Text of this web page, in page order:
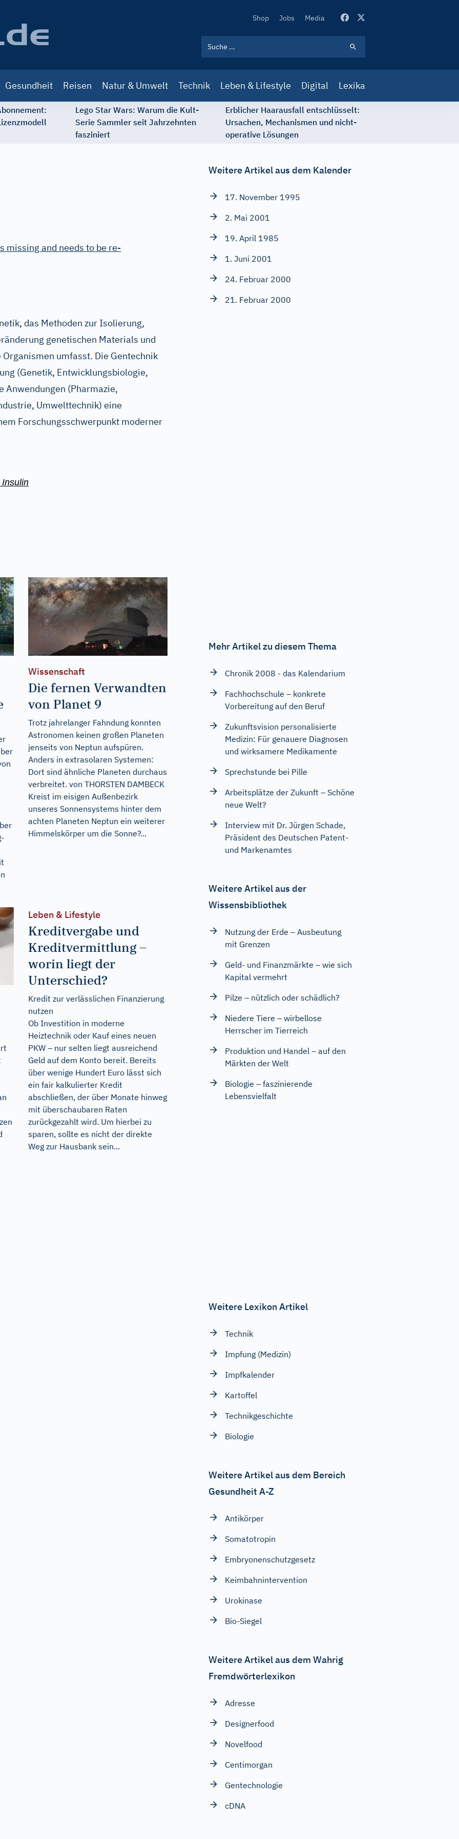
Secondary
Shop Jobs Media
Gesundheit Reisen Natur & Umwelt Technik Leben & Lifestyle Digital Lexika
Lego Star Wars: Warum die Kult-
Serie Sammler seit Jahrzehnten
fasziniert
Erblicher Haarausfall entschlüsselt:
Ursachen, Mechanismen und nicht-
operative Lösungen
missing and needs to be re-
das Methoden zur Isolierung,
genetischen Materials und
umfasst. Die Gentechnik
(Genetik, Entwicklungsbiologie,
Anwendungen (Pharmazie,
Umwelttechnik) eine
Forschungsschwerpunkt moderner
Wissenschaft
Die fernen Verwandten
von Planet 9
Trotz jahrelanger Fahndung konnten
Astronomen keinen großen Planeten
jenseits von Neptun aufspüren.
Anders in extrasolaren Systemen:
Dort sind ähnliche Planeten durchaus
verbreitet. von THORSTEN DAMBECK
Kreist im eisigen Außenbezirk
unseres Sonnensystems hinter dem
achten Planeten Neptun ein weiterer
Himmelskörper um die Sonne?...
Leben & Lifestyle
Kreditvergabe und
Kreditvermittlung –
worin liegt der
Unterschied?
Kredit zur verlässlichen Finanzierung
nutzen
Ob Investition in moderne
Heiztechnik oder Kauf eines neuen
PKW – nur selten liegt ausreichend
Geld auf dem Konto bereit. Bereits
über wenige Hundert Euro lässt sich
ein fair kalkulierter Kredit
abschließen, der über Monate hinweg
mit überschaubaren Raten
zurückgezahlt wird. Um hierbei zu
sparen, sollte es nicht der direkte
Weg zur Hausbank sein...
Weitere Artikel aus dem Kalender
17. November 1995
2. Mai 2001
19. April 1985
1. Juni 2001
24. Februar 2000
21. Februar 2000
Mehr Artikel zu diesem Thema
Chronik 2008 - das Kalendarium
Fachhochschule – konkrete
Vorbereitung auf den Beruf
Zukunftsvision personalisierte
Medizin: Für genauere Diagnosen
und wirksamere Medikamente
Sprechstunde bei Pille
Arbeitsplätze der Zukunft – Schöne
neue Welt?
Interview mit Dr. Jürgen Schade,
Präsident des Deutschen Patent-
und Markenamtes
Weitere Artikel aus der
Wissensbibliothek
Nutzung der Erde – Ausbeutung
mit Grenzen
Geld- und Finanzmärkte – wie sich
Kapital vermehrt
Pilze – nützlich oder schädlich?
Niedere Tiere – wirbellose
Herrscher im Tierreich
Produktion und Handel – auf den
Märkten der Welt
Biologie – faszinierende
Lebensvielfalt
Weitere Lexikon Artikel
Technik
Impfung (Medizin)
Impfkalender
Kartoffel
Technikgeschichte
Biologie
Weitere Artikel aus dem Bereich
Gesundheit A-Z
Antikörper
Somatotropin
Embryonenschutzgesetz
Keimbahnintervention
Urokinase
Bio-Siegel
Weitere Artikel aus dem Wahrig
Fremdwörterlexikon
Adresse
Designerfood
Novelfood
Centimorgan
Gentechnologie
cDNA